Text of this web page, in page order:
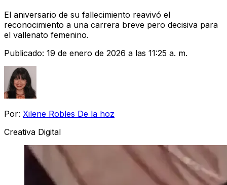
El aniversario de su fallecimiento reavivó el
reconocimiento a una carrera breve pero decisiva para
el vallenato femenino.
Publicado: 19 de enero de 2026 a las 11:25 a. m.
Por: Xilene Robles De la hoz
Creativa Digital